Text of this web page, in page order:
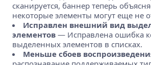
сканируется, баннер теперь
некоторые элементы могут еще не
Исправлен внешний вид
элементов — Исправлена ошибка
выделенных элементов в списках.
Меньше сбоев